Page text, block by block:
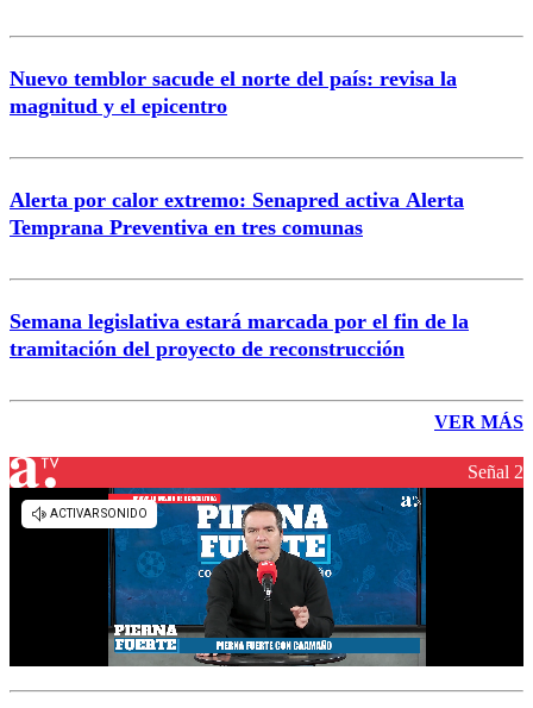
Nuevo temblor sacude el norte del país: revisa la
magnitud y el epicentro
Alerta por calor extremo: Senapred activa Alerta
Temprana Preventiva en tres comunas
Semana legislativa estará marcada por el fin de la
tramitación del proyecto de reconstrucción
VER MÁS
Señal 2